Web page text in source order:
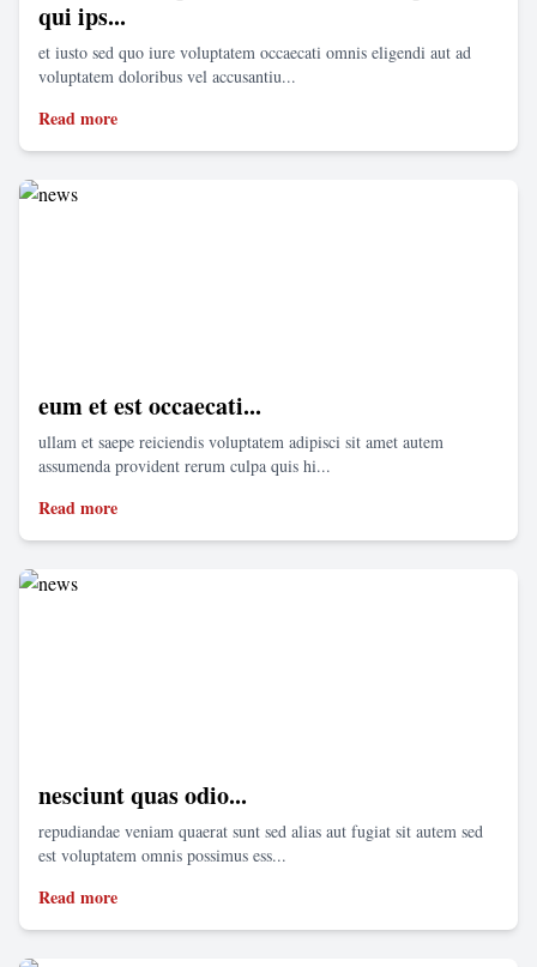
qui ips...
et iusto sed quo iure voluptatem occaecati omnis eligendi aut ad
voluptatem doloribus vel accusantiu...
Read more
eum et est occaecati...
ullam et saepe reiciendis voluptatem adipisci sit amet autem
assumenda provident rerum culpa quis hi...
Read more
nesciunt quas odio...
repudiandae veniam quaerat sunt sed alias aut fugiat sit autem sed
est voluptatem omnis possimus ess...
Read more